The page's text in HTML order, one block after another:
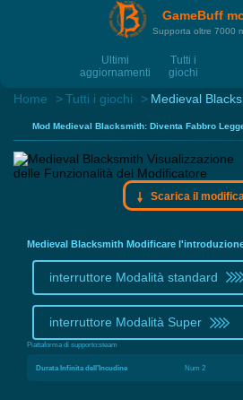
GameBuff
Supporta oltre 7000
Ultimi
aggiornamenti
Tutti i
giochi
Home Tutti i giochi Medieval
Mod Medieval Blacksmith: Diventa Fabbro
Scarica il modificatore
Medieval Blacksmith Modificare
interruttore Modalità standard
interruttore Modalità Super
Piattaforma di supporto:steam
Durata Infinita dell’Incudine Num 2